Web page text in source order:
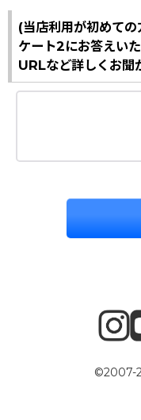
(当店利用が初めて
ケート2にお答えい
URLなど詳しくお聞
©2007-